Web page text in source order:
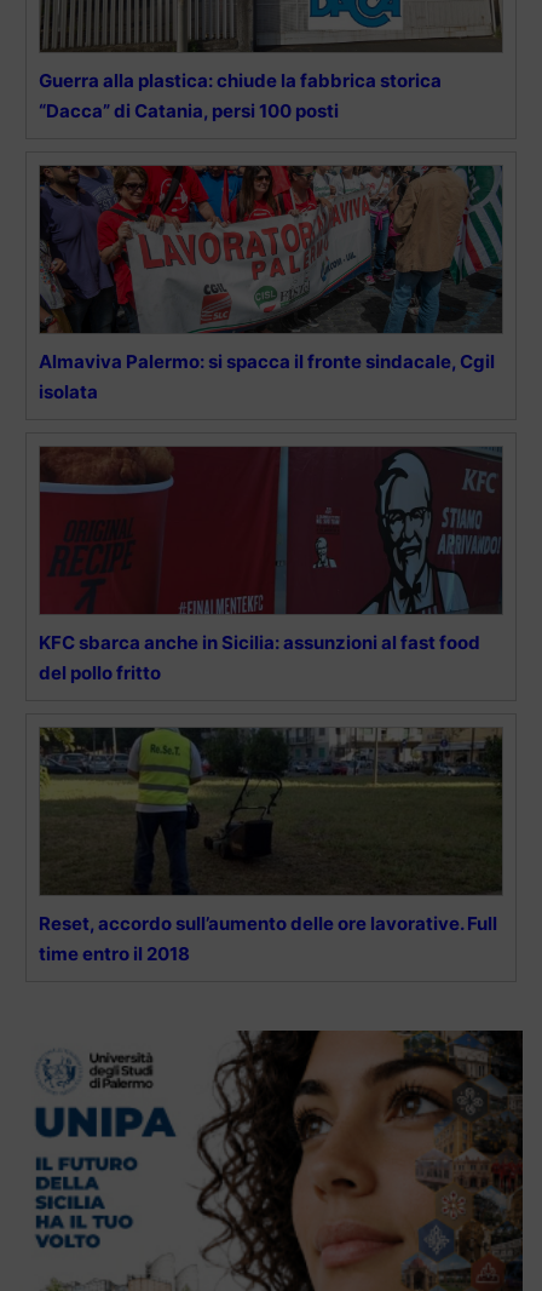
Guerra alla plastica: chiude la fabbrica storica
“Dacca” di Catania, persi 100 posti
Almaviva Palermo: si spacca il fronte sindacale, Cgil
isolata
KFC sbarca anche in Sicilia: assunzioni al fast food
del pollo fritto
Reset, accordo sull’aumento delle ore lavorative. Full
time entro il 2018